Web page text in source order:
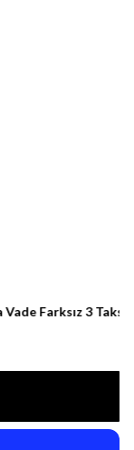
Farksız 3 Taksit